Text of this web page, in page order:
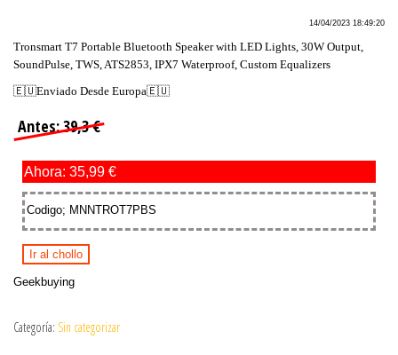
14/04/2023 18:49:20
Tronsmart T7 Portable Bluetooth Speaker with LED Lights, 30W Output,
SoundPulse, TWS, ATS2853, IPX7 Waterproof, Custom Equalizers
🇪🇺Enviado Desde Europa🇪🇺
Antes: 39,3 €
Ahora: 35,99 €
Codigo; MNNTROT7PBS
Ir al chollo
Geekbuying
Categoría: Sin categorizar